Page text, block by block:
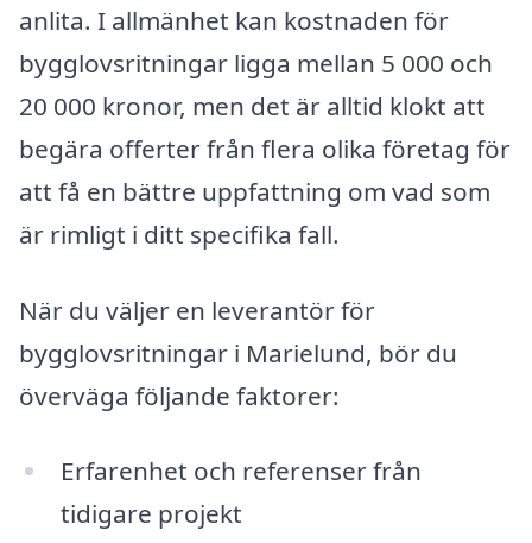
anlita. I allmänhet kan kostnaden för
bygglovsritningar ligga mellan 5 000 och
20 000 kronor, men det är alltid klokt att
begära offerter från flera olika företag för
att få en bättre uppfattning om vad som
är rimligt i ditt specifika fall.
När du väljer en leverantör för
bygglovsritningar i Marielund, bör du
överväga följande faktorer:
Erfarenhet och referenser från
tidigare projekt